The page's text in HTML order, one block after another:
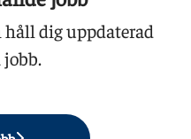
dig uppdaterad